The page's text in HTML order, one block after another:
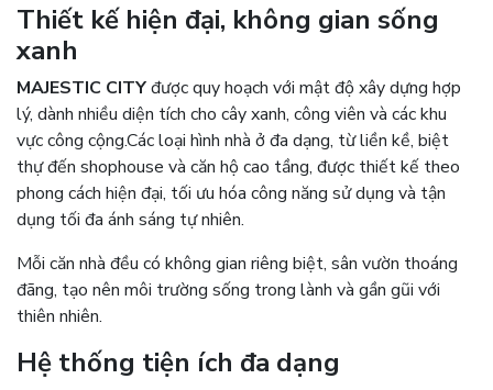
Thiết kế hiện đại, không gian sống
xanh
MAJESTIC CITYđược quy hoạch với mật độ xây dựng hợp
lý, dành nhiều diện tích cho cây xanh, công viên và các khu
vực công cộng.Các loại hình nhà ở đa dạng, từ liền kề, biệt
thự đến shophouse và căn hộ cao tầng, được thiết kế theo
phong cách hiện đại, tối ưu hóa công năng sử dụng và tận
dụng tối đa ánh sáng tự nhiên.
Mỗi căn nhà đều có không gian riêng biệt, sân vườn thoáng
đãng, tạo nên môi trường sống trong lành và gần gũi với
thiên nhiên.
Hệ thống tiện ích đa dạng